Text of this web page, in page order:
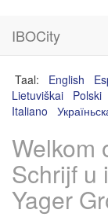
IBOCity
Taal: English
Lietuviškai
Polski
Italiano
Welkom
Schrijf u
Yager